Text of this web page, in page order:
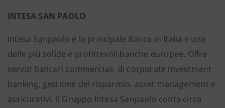
INTESA SAN PAOLO
Intesa Sanpaolo è la principale Banca in Italia e una
delle più solide e profittevoli banche europee. Offre
servizi bancari commerciali, di corporate investment
banking, gestione del risparmio, asset management e
assicurativi. Il Gruppo Intesa Sanpaolo conta circa